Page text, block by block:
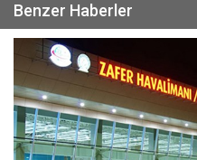
Benzer Haberler